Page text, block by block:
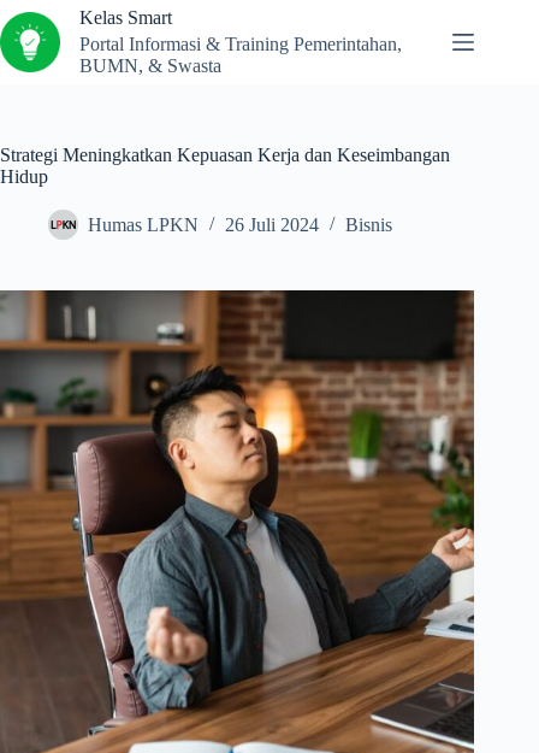
Kelas Smart
Portal Informasi & Training Pemerintahan,
BUMN, & Swasta
Strategi Meningkatkan Kepuasan Kerja dan Keseimbangan
Hidup
Humas LPKN 26 Juli 2024 Bisnis